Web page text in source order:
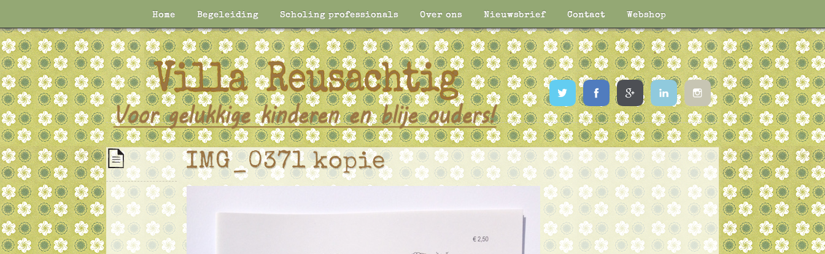
Home Begeleiding Scholing professionals Over ons Nieuwsbrief Contact Webshop
TwitterFacebookGoogleLinkedInInstagram
IMG_0371 kopie